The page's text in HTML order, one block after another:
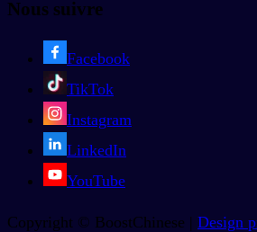
Nous suivre
Facebook
TikTok
Instagram
LinkedIn
YouTube
Copyright © BoostChinese | Design